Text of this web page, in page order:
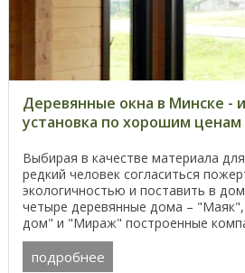
Деревянные окна в Минске -
установка по хорошим ценам
Выбирая в качестве материала
редкий человек согласиться
экологичностью и поставить в
четыре деревянные дома –
дом" и "Мираж" построенные
Беларуси, ...
подробнее